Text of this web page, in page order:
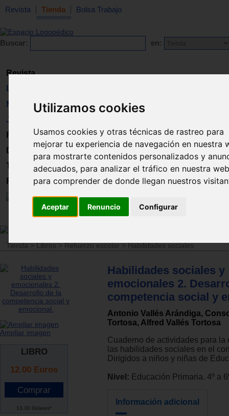
Utilizamos cookies
Usamos cookies y otras técnicas de rastreo para
mejorar tu experiencia de navegación en nuestra
para mostrarte contenidos personalizados y
adecuados, para analizar el tráfico en nuestra
para comprender de donde llegan nuestros
Aceptar Renuncio Configurar
Revista Tienda Bolsa Trabajo
Buscar: en:
Revista
Libros
Material
Juguetes
Formación
Directorio
Trabajo
Registro
Tienda>Libros>Refuerzo escolar>Habilidades sociales
Ampliar imagen
LIBRO
12.00 Euros
13.30 Dólares*
Habilidades sociales y
emocionales 2.
competencia social y
Antonio Vallés Arándiga,
Tortosa, Alfred Vallés Tortosa
Cuaderno de actividades para la
las habilidades sociales en el
Dirigidos a niños y niñas de
Nivel: Educación Primaria. 4º a
Información adicional